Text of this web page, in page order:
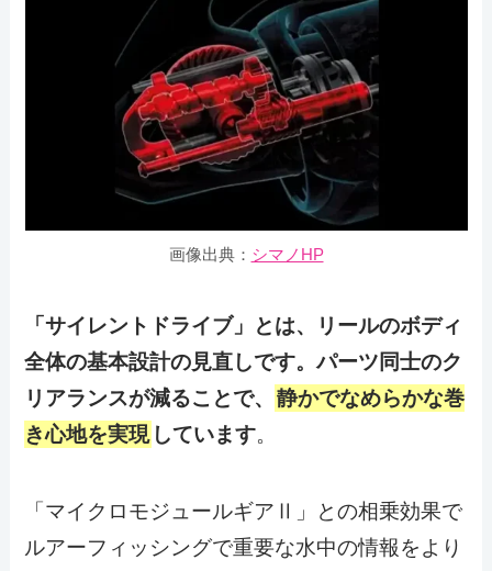
画像出典： シマノHP
「サイレントドライブ」とは、リールのボディ
全体の基本設計の見直しです。パーツ同士のク
リアランスが減ることで、 静かでなめらかな巻
き心地を実現 しています。
「マイクロモジュールギアⅡ」との相乗効果で
ルアーフィッシングで重要な水中の情報をより